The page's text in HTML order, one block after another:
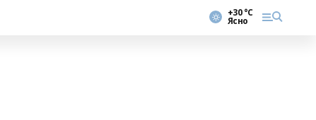
+30 °С
Ясно